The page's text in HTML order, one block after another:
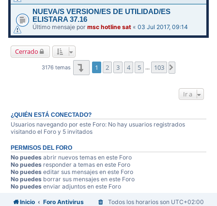
NUEVA/S VERSION/ES DE UTILIDAD/ES
ELISTARA 37.16
Último mensaje pormsc hotline sat «03 Jul 2017, 09:14
Cerrado
3176 temas Página1 de 103
1 2 3 4 5 … 103
Ir a
¿QUIÉN ESTÁ CONECTADO?
Usuarios navegando por este Foro: No hay usuarios registrados
visitando el Foro y 5 invitados
PERMISOS DEL FORO
No puedes abrir nuevos temas en este Foro
No puedes responder a temas en este Foro
No puedes editar sus mensajes en este Foro
No puedes borrar sus mensajes en este Foro
No puedes enviar adjuntos en este Foro
Inicio Foro Antivirus Todos los horarios son UTC+02:00